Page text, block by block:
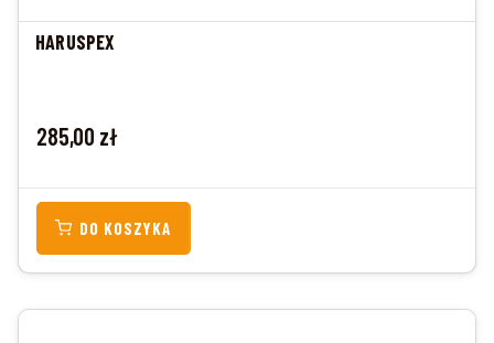
HARUSPEX
Cena
285,00 zł
DO KOSZYKA